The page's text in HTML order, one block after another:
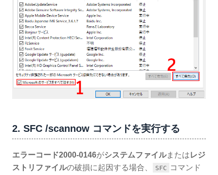
2. SFC /scannow コマンドを実行する
エラーコード2000-0146がシステムファイルまたはレジ
ストリファイルの破損に起因する場合、 SFC コマンド